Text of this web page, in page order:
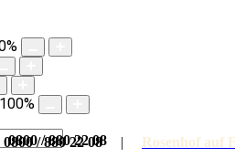
%
100%
/ 880 22 08| Rosenhof auf
/ 880 22 08